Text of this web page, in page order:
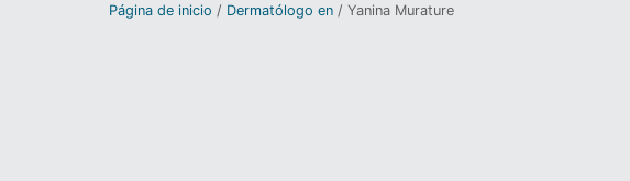
Página de inicio Dermatólogo en Yanina Murature